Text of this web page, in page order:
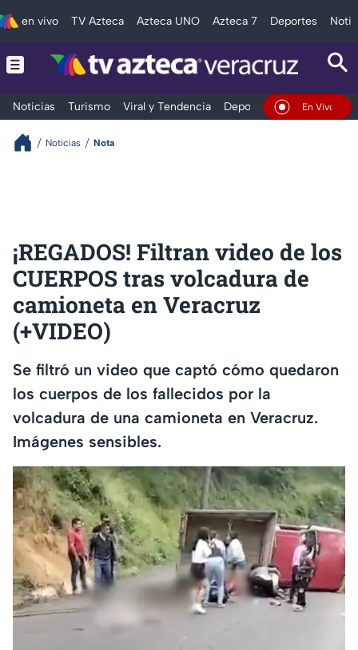
en vivo TV Azteca Azteca UNO Azteca 7 Deportes
Noticias Turismo Viral y Tendencia Deportes Espectáculos
En Vivo
Noticias Nota
¡REGADOS! Filtran video de los
CUERPOS tras volcadura de
camioneta en Veracruz
(+VIDEO)
Se filtró un video que captó cómo quedaron
los cuerpos de los fallecidos por la
volcadura de una camioneta en Veracruz.
Imágenes sensibles.